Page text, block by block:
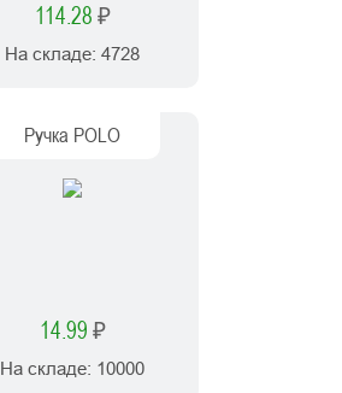
114.28 ₽
На складе: 4728
Ручка POLO
14.99 ₽
На складе: 10000